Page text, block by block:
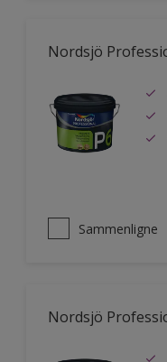
Nordsjö
Sammenligne
Nordsjö